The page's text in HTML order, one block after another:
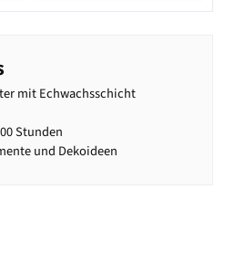
mit Echwachsschicht
Stunden
und Dekoideen